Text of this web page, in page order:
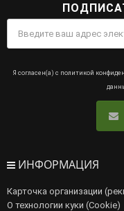
Я согласен(а) с политикой
ИНФОРМАЦИЯ
Карточка организации
О технологии куки (Cookie)